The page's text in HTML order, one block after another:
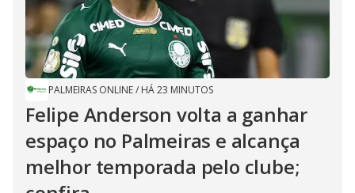
PALMEIRAS ONLINE/ HÁ 23 MINUTOS
Felipe Anderson volta a ganhar
espaço no Palmeiras e alcança
melhor temporada pelo clube;